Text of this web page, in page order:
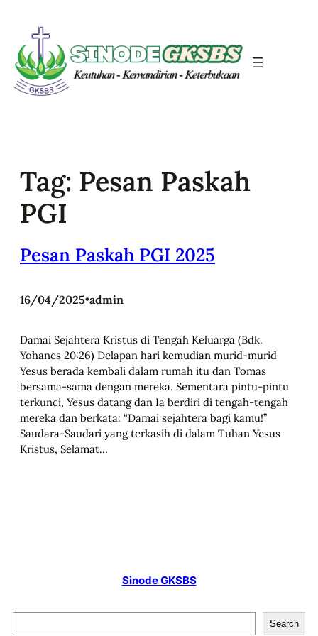
content
Tag: Pesan Paskah
PGI
Pesan Paskah PGI 2025
16/04/2025•admin
Damai Sejahtera Kristus di Tengah Keluarga (Bdk.
Yohanes 20:26) Delapan hari kemudian murid-murid
Yesus berada kembali dalam rumah itu dan Tomas
bersama-sama dengan mereka. Sementara pintu-pintu
terkunci, Yesus datang dan Ia berdiri di tengah-tengah
mereka dan berkata: “Damai sejahtera bagi kamu!”
Saudara-Saudari yang terkasih di dalam Tuhan Yesus
Kristus, Selamat…
Sinode GKSBS
Search